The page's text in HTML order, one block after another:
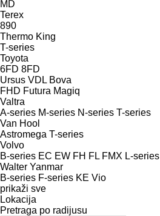
MD
Terex
890
Thermo King
T-series
Toyota
6FD 8FD
Ursus VDL Bova
FHD Futura Magiq
Valtra
A-series M-series N-series T-series
Van Hool
Astromega T-series
Volvo
B-series EC EW FH FL FMX L-series
Walter Yanmar
B-series F-series KE Vio
prikaži sve
Lokacija
Pretraga po radijusu